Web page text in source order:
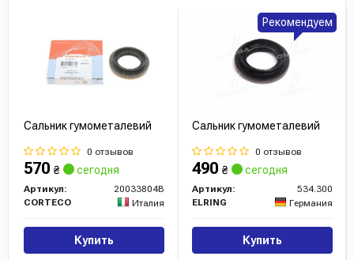
Сальник гумометалевий
0 отзывов
570 ₴ сегодня
Артикул:
20033804B
CORTECO
Италия
Купить
Сальник гумометалевий
0 отзывов
490 ₴ сегодня
Артикул:
534.300
ELRING
Германия
Купить
Рекомендуем